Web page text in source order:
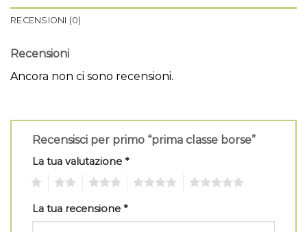
RECENSIONI (0)
Recensioni
Ancora non ci sono recensioni.
Recensisci per primo “prima classe borse”
La tua valutazione *
La tua recensione *